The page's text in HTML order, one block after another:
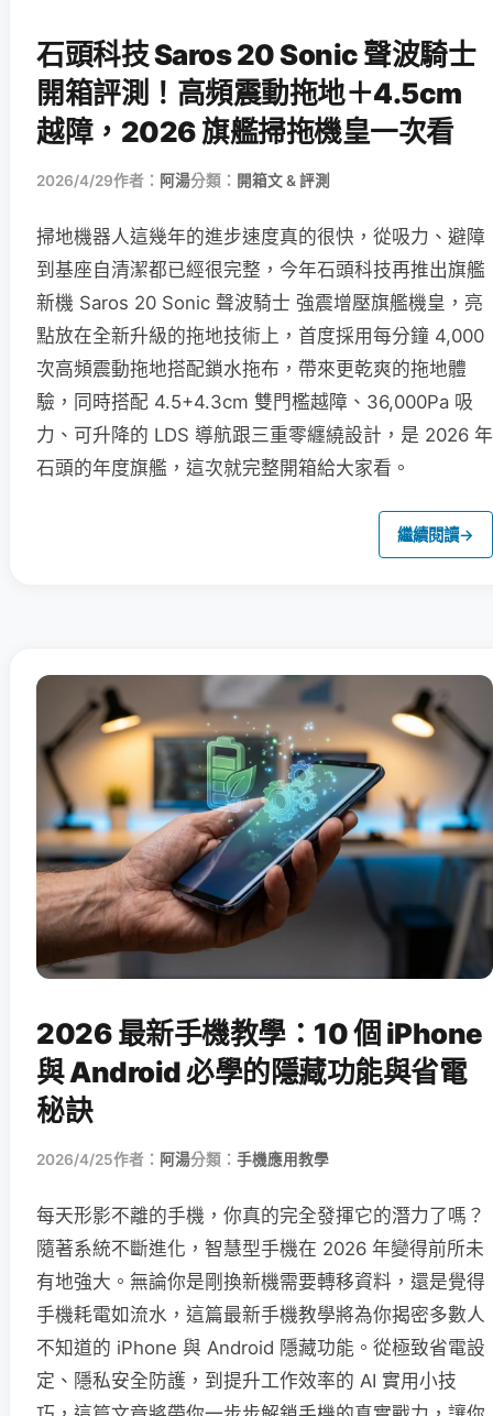
石頭科技 Saros 20 Sonic 聲波騎士
開箱評測！高頻震動拖地＋4.5cm
越障，2026 旗艦掃拖機皇一次看
2026/4/29作者： 阿湯分類： 開箱文 & 評測
掃地機器人這幾年的進步速度真的很快，從吸力、避障
到基座自清潔都已經很完整，今年石頭科技再推出旗艦
新機 Saros 20 Sonic 聲波騎士 強震增壓旗艦機皇，亮
點放在全新升級的拖地技術上，首度採用每分鐘 4,000
次高頻震動拖地搭配鎖水拖布，帶來更乾爽的拖地體
驗，同時搭配 4.5+4.3cm 雙門檻越障、36,000Pa 吸
力、可升降的 LDS 導航跟三重零纏繞設計，是 2026 年
石頭的年度旗艦，這次就完整開箱給大家看。
繼續閱讀→
2026 最新手機教學：10 個 iPhone
與 Android 必學的隱藏功能與省電
秘訣
2026/4/25作者： 阿湯分類： 手機應用教學
每天形影不離的手機，你真的完全發揮它的潛力了嗎？
隨著系統不斷進化，智慧型手機在 2026 年變得前所未
有地強大。無論你是剛換新機需要轉移資料，還是覺得
手機耗電如流水，這篇最新手機教學將為你揭密多數人
不知道的 iPhone 與 Android 隱藏功能。從極致省電設
定、隱私安全防護，到提升工作效率的 AI 實用小技